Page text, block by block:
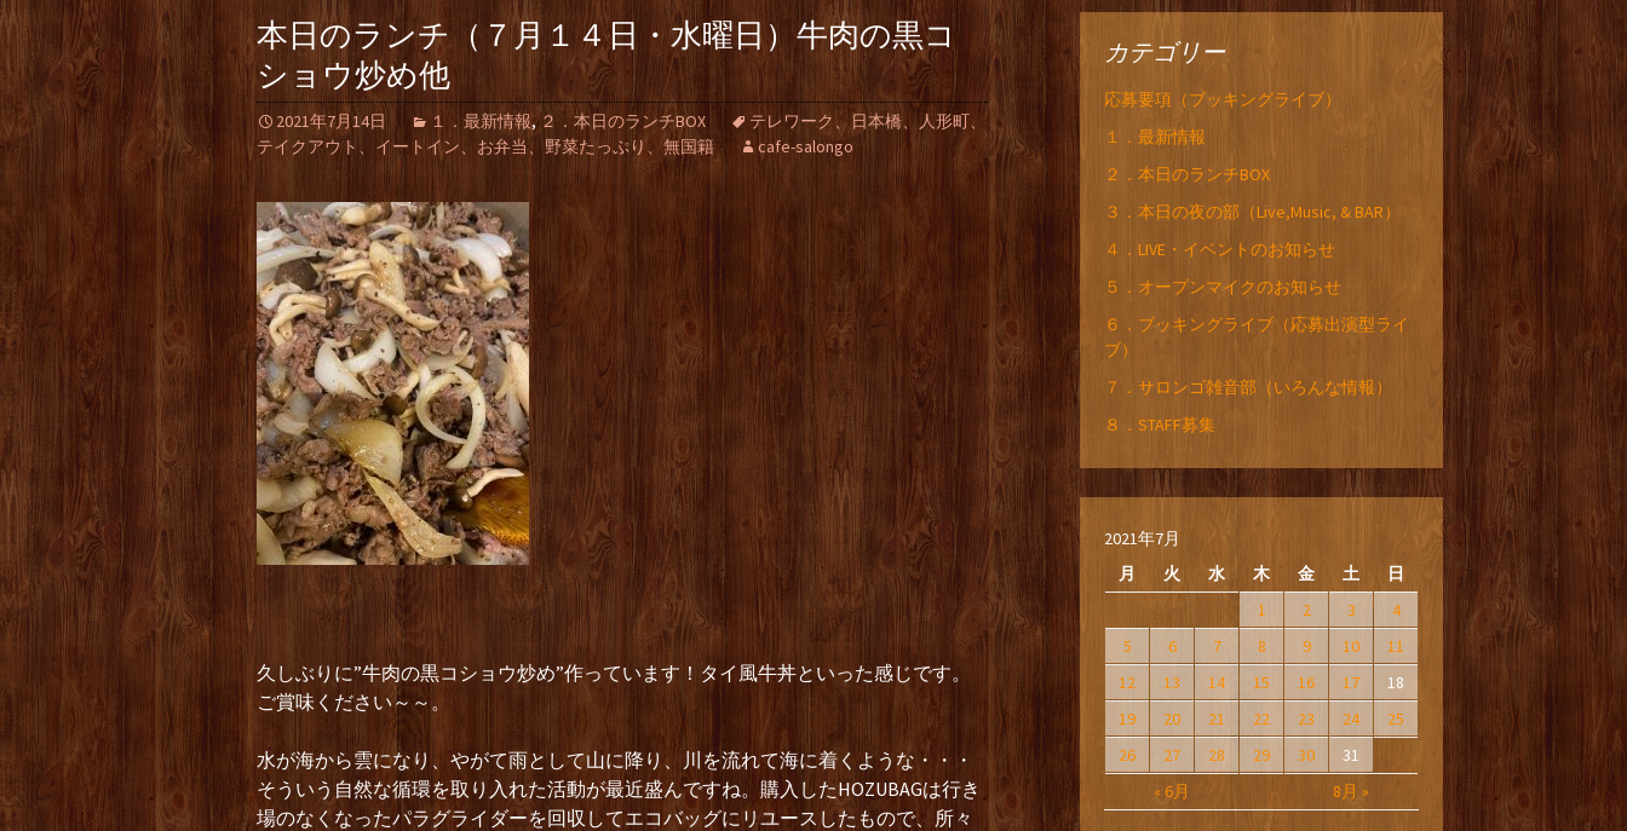
本日のランチ（７月１４日・水曜日）牛肉の黒コ
ショウ炒め他
2021年7月14日 １．最新情報,２．本日のランチBOX
テレワーク、日本橋、人形町、
テイクアウト、イートイン、お弁当、野菜たっぷり、無国籍
cafe-salongo
久しぶりに”牛肉の黒コショウ炒め”作っています！タイ風牛丼といった感じです。
ご賞味ください～～。
水が海から雲になり、やがて雨として山に降り、川を流れて海に着くような・・・
そういう自然な循環を取り入れた活動が最近盛んですね。購入したHOZUBAGは行き
場のなくなったパラグライダーを回収してエコバッグにリユースしたもので、所々
カテゴリー
応募要項（ブッキングライブ）
１．最新情報
２．本日のランチBOX
３．本日の夜の部（Live,Music, & BAR）
４．LIVE・イベントのお知らせ
５．オープンマイクのお知らせ
６．ブッキングライブ（応募出演型ライ
ブ）
７．サロンゴ雑音部（いろんな情報）
８．STAFF募集
2021年7月
月
火 水 木 金 土 日
« 6月 8月 »
1 2 3
4
5
6 7 8 9 10
11
12
13 14 15 16 17
18
19
20 21 22 23 24
25
26
27 28 29 30 31